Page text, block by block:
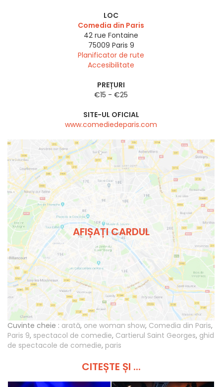
LOC
Comedia din Paris
42 rue Fontaine
75009 Paris 9
Planificator de rute
Accesibilitate
PREȚURI
€15 - €25
SITE-UL OFICIAL
www.comediedeparis.com
AFIȘAȚI CARDUL
Cuvinte cheie : arată, one woman show, Comedia din Paris,
Paris 9, spectacol de comedie, Cartierul Saint Georges, ghid
de spectacole de comedie, paris
CITEȘTE ȘI ...